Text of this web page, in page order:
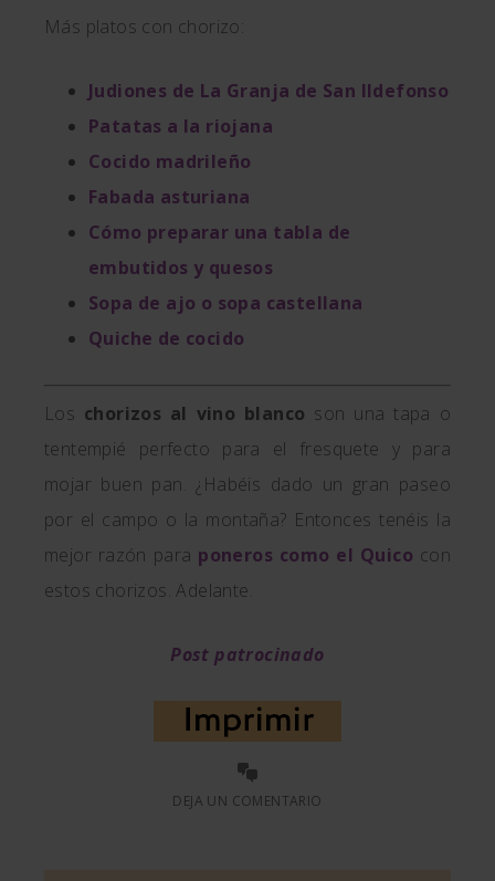
Más platos con chorizo:
Judiones de La Granja de San Ildefonso
Patatas a la riojana
Cocido madrileño
Fabada asturiana
Cómo preparar una tabla de
embutidos y quesos
Sopa de ajo o sopa castellana
Quiche de cocido
Los chorizos al vino blanco son una tapa o
tentempié perfecto para el fresquete y para
mojar buen pan. ¿Habéis dado un gran paseo
por el campo o la montaña? Entonces tenéis la
mejor razón para poneros como el Quico con
estos chorizos. Adelante.
Post patrocinado
DEJA UN COMENTARIO